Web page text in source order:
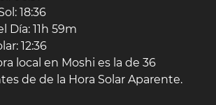
18:36
Día: 11h 59m
12:36
local en Moshi es la de 36
de de la Hora Solar Aparente.